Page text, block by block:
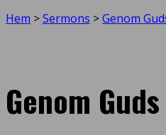
Hem >Sermons >Genom
Genom